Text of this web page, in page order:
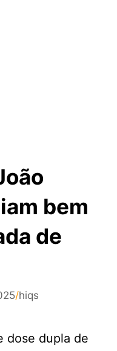
bem
de
/hiqs
dose dupla de